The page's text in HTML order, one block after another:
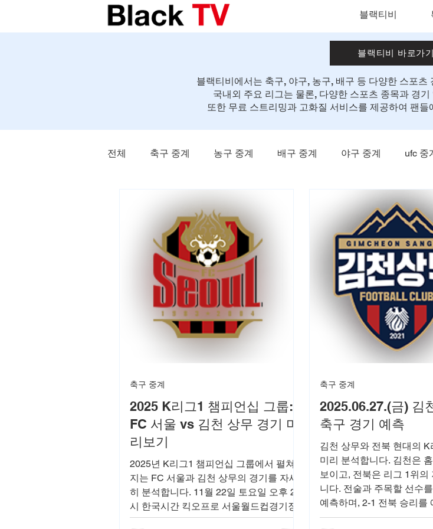
블랙티비
블랙티비 바로가기
블랙티비에서는 축구, 야구, 농구, 배구 등 다양한 스포
국내외 주요 리그는 물론, 다양한 스포츠 종목과 경
또한 무료 스트리밍과 고화질 서비스를 제공하여 팬
전체 축구 중계 농구 중계 배구 중계 야구 중계 ufc 중
2025 K리그1 챔피언십 그룹:
FC 서울 vs 김천 상무 경기 미
리보기
2025년 K리그1 챔피언십 그룹에서 펼쳐
지는 FC 서울과 김천 상무의 경기를 자세
히 분석합니다. 11월 22일 토요일 오후 2
시 한국시간 킥오프로 서울월드컵경기장
에서 열리는 이 경기의 팀 순위, 최근 폼,
축구 중계
2025.06.27.(금) 김
축구 경기 예측
김천 상무와 전북 현대의 K
미리 분석합니다. 김천은
보이고, 전북은 리그 1위의
니다. 전술과 주목할 선수
예측하며, 2-1 전북 승리를
칠 수 없는 대결!
축구 중계